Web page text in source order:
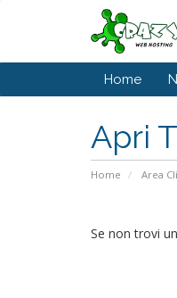
Home
Apri
Home Area
Se non trovi